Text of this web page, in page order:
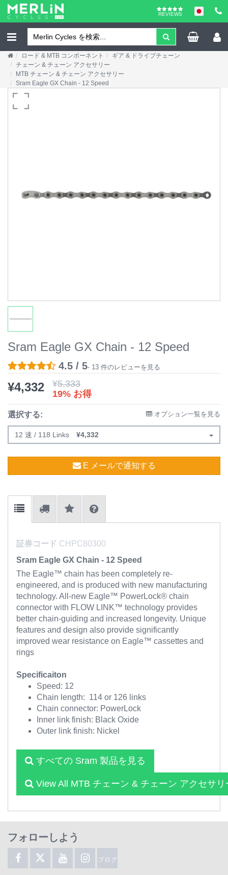
REVIEWS
ロード & MTB コンポーネント
ギア & ドライブチェーン
チェーン & チェーン アクセサリー
MTB チェーン & チェーン アクセサリー
Sram Eagle GX Chain - 12 Speed
Sram Eagle GX Chain - 12 Speed
4.5 / 5- 13 件のレビューを見る
¥4,332 ¥5,333
19% お得
選択する: オプション一覧を見る
12 速 / 118 Links ¥4,332
E メールで通知する
証券コード CHPC80300
Sram Eagle GX Chain - 12 Speed
The Eagle™ chain has been completely re-
engineered, and is produced with new manufacturing
technology. All-new Eagle™ PowerLock® chain
connector with FLOW LINK™ technology provides
better chain-guiding and increased longevity. Unique
features and design also provide significantly
improved wear resistance on Eagle™ cassettes and
rings
Specificaiton
Speed: 12
Chain length: 114 or 126 links
Chain connector: PowerLock
Inner link finish: Black Oxide
Outer link finish: Nickel
すべての Sram 製品を見る
View All MTB チェーン & チェーン アクセサリ
フォローしよう
ブログ